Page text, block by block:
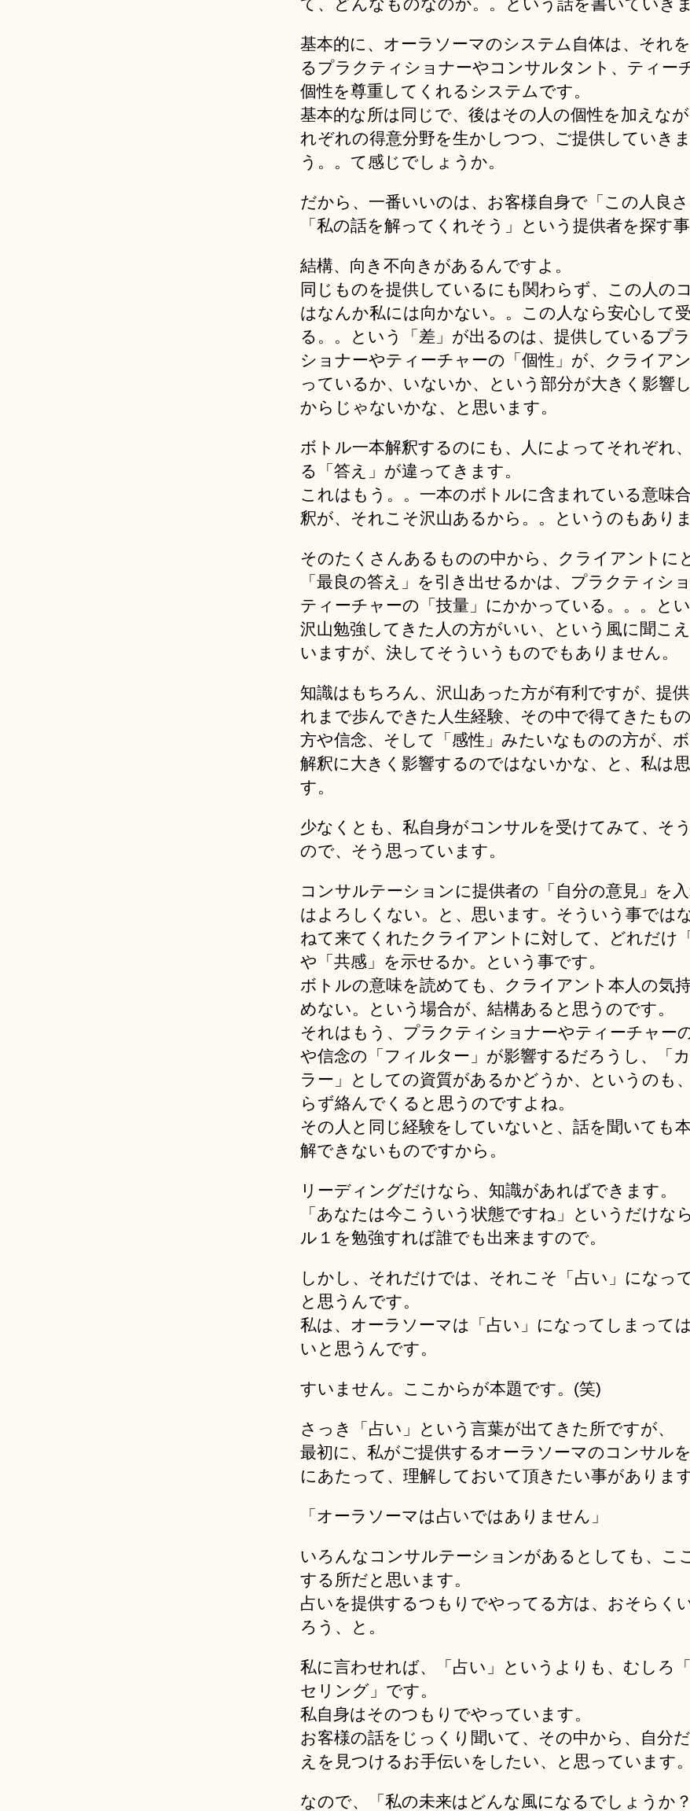
基本的に、オーラソーマのシステム自体は、それ
るプラクティショナーやコンサルタント、ティー
個性を尊重してくれるシステムです。
基本的な所は同じで、後はその人の個性を加えな
れぞれの得意分野を生かしつつ、ご提供していき
う。。て感じでしょうか。
だから、一番いいのは、お客様自身で「この人良さ
「私の話を解ってくれそう」という提供者を探す事
結構、向き不向きがあるんですよ。
同じものを提供しているにも関わらず、この人の
はなんか私には向かない。。この人なら安心して
る。。という「差」が出るのは、提供しているプ
ショナーやティーチャーの「個性」が、クライア
っているか、いないか、という部分が大きく影響
からじゃないかな、と思います。
ボトル一本解釈するのにも、人によってそれぞれ
る「答え」が違ってきます。
これはもう。。一本のボトルに含まれている意味
釈が、それこそ沢山あるから。。というのもありま
そのたくさんあるものの中から、クライアントに
「最良の答え」を引き出せるかは、プラクティシ
ティーチャーの「技量」にかかっている。。。とい
沢山勉強してきた人の方がいい、という風に聞こ
いますが、決してそういうものでもありません。
知識はもちろん、沢山あった方が有利ですが、提供
れまで歩んできた人生経験、その中で得てきたもの
方や信念、そして「感性」みたいなものの方が、
解釈に大きく影響するのではないかな、と、私は
す。
少なくとも、私自身がコンサルを受けてみて、そ
ので、そう思っています。
コンサルテーションに提供者の「自分の意見」を
はよろしくない。と、思います。そういう事では
ねて来てくれたクライアントに対して、どれだけ「
や「共感」を示せるか。という事です。
ボトルの意味を読めても、クライアント本人の気
めない。という場合が、結構あると思うのです。
それはもう、プラクティショナーやティーチャー
や信念の「フィルター」が影響するだろうし、「
ラー」としての資質があるかどうか、というのも
らず絡んでくると思うのですよね。
その人と同じ経験をしていないと、話を聞いても
解できないものですから。
リーディングだけなら、知識があればできます。
「あなたは今こういう状態ですね」というだけな
ル１を勉強すれば誰でも出来ますので。
しかし、それだけでは、それこそ「占い」になっ
と思うんです。
私は、オーラソーマは「占い」になってしまって
いと思うんです。
すいません。ここからが本題です。(笑)
さっき「占い」という言葉が出てきた所ですが、
最初に、私がご提供するオーラソーマのコンサル
にあたって、理解しておいて頂きたい事があります
「オーラソーマは占いではありません」
いろんなコンサルテーションがあるとしても、こ
する所だと思います。
占いを提供するつもりでやってる方は、おそらく
ろう、と。
私に言わせれば、「占い」というよりも、むしろ
セリング」です。
私自身はそのつもりでやっています。
お客様の話をじっくり聞いて、その中から、自分
えを見つけるお手伝いをしたい、と思っています。
なので、「私の未来はどんな風になるでしょうか